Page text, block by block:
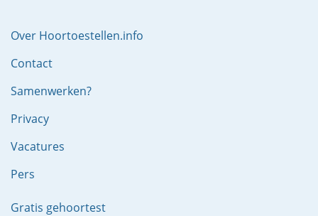
Over Hoortoestellen.info
Contact
Samenwerken?
Privacy
Vacatures
Pers
Gratis gehoortest